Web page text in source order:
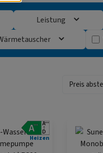
Leistung
Heizen